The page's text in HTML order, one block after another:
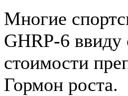
Многие
GHRP-6 ввиду
стоимости
Гормон роста.